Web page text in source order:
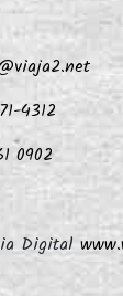
4312
0902
Digital